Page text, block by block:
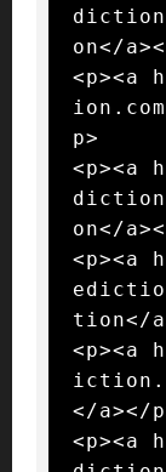
on</
<p><a
p>
<p><a
on</
<p><a
tion</
<p><a
</a></
<p><a